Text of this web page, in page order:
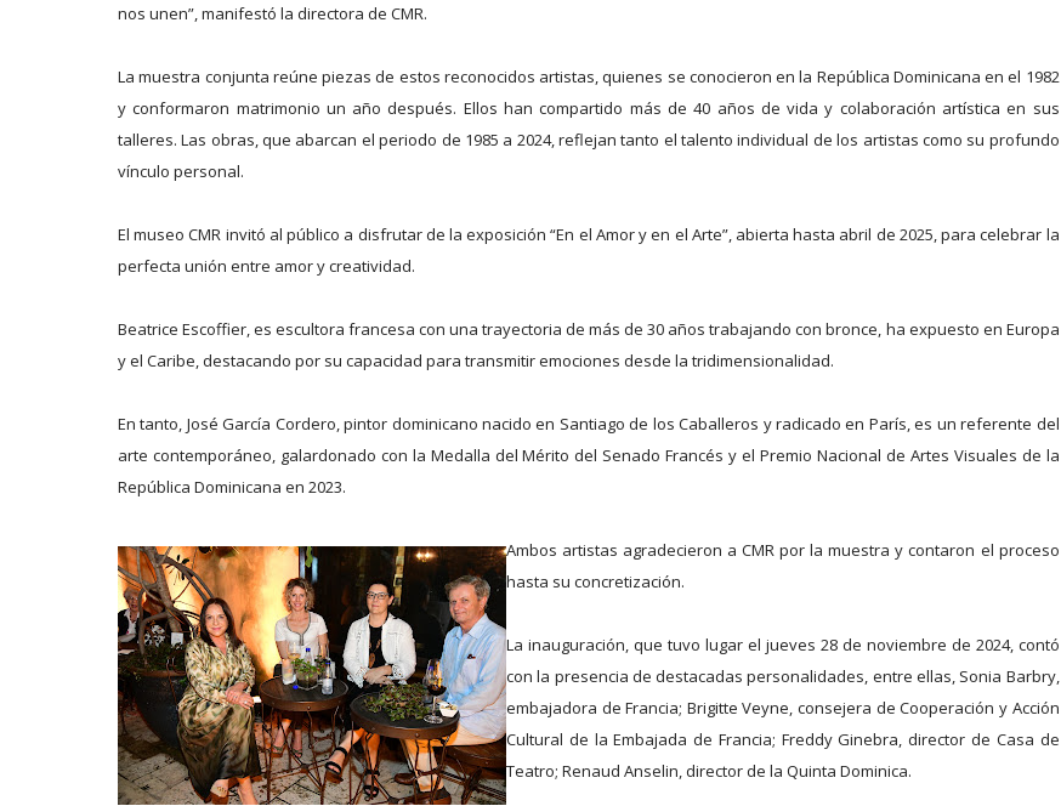
nos unen”, manifestó la directora de CMR.
La muestra conjunta reúne piezas de estos reconocidos artistas, quienes se conocieron en la República Dominicana en el 1982
y conformaron matrimonio un año después. Ellos han compartido más de 40 años de vida y colaboración artística en sus
talleres. Las obras, que abarcan el periodo de 1985 a 2024, reflejan tanto el talento individual de los artistas como su profundo
vínculo personal.
El museo CMR invitó al público a disfrutar de la exposición “En el Amor y en el Arte”, abierta hasta abril de 2025, para celebrar la
perfecta unión entre amor y creatividad.
Beatrice Escoffier, es escultora francesa con una trayectoria de más de 30 años trabajando con bronce, ha expuesto en Europa
y el Caribe, destacando por su capacidad para transmitir emociones desde la tridimensionalidad.
En tanto, José García Cordero, pintor dominicano nacido en Santiago de los Caballeros y radicado en París, es un referente del
arte contemporáneo, galardonado con la Medalla del Mérito del Senado Francés y el Premio Nacional de Artes Visuales de la
República Dominicana en 2023.
Ambos artistas agradecieron a CMR por la muestra y contaron el proceso
hasta su concretización.
La inauguración, que tuvo lugar el jueves 28 de noviembre de 2024, contó
con la presencia de destacadas personalidades, entre ellas, Sonia Barbry,
embajadora de Francia; Brigitte Veyne, consejera de Cooperación y Acción
Cultural de la Embajada de Francia; Freddy Ginebra, director de Casa de
Teatro; Renaud Anselin, director de la Quinta Dominica.